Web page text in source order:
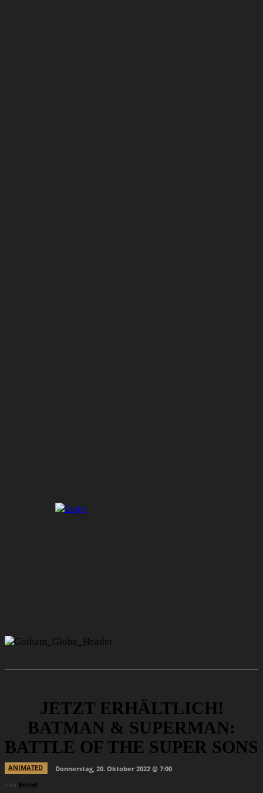
JETZT ERHÄLTLICH!
BATMAN & SUPERMAN:
BATTLE OF THE SUPER SONS
ANIMATED
Donnerstag, 20. Oktober 2022 @ 7:00
von Bernd